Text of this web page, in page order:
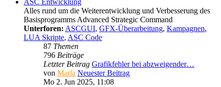
ASC Entwicklung
Alles rund um die Weiterentwicklung und Verbesserung des
Basisprogramms Advanced Strategic Command
Unterforen: ASCGUI, GFX-Überarbeitung, Kampagnen,
LUA Skripte, ASC Code
87 Themen
796 Beiträge
Letzter Beitrag Grafikfehler bei abzweigender…
von Marla Neuester Beitrag
Mo 2. Jun 2025, 11:08